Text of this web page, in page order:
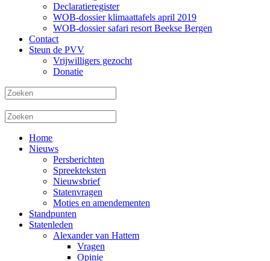
Declaratieregister
WOB-dossier klimaattafels april 2019
WOB-dossier safari resort Beekse Bergen
Contact
Steun de PVV
Vrijwilligers gezocht
Donatie
Home
Nieuws
Persberichten
Spreekteksten
Nieuwsbrief
Statenvragen
Moties en amendementen
Standpunten
Statenleden
Alexander van Hattem
Vragen
Opinie